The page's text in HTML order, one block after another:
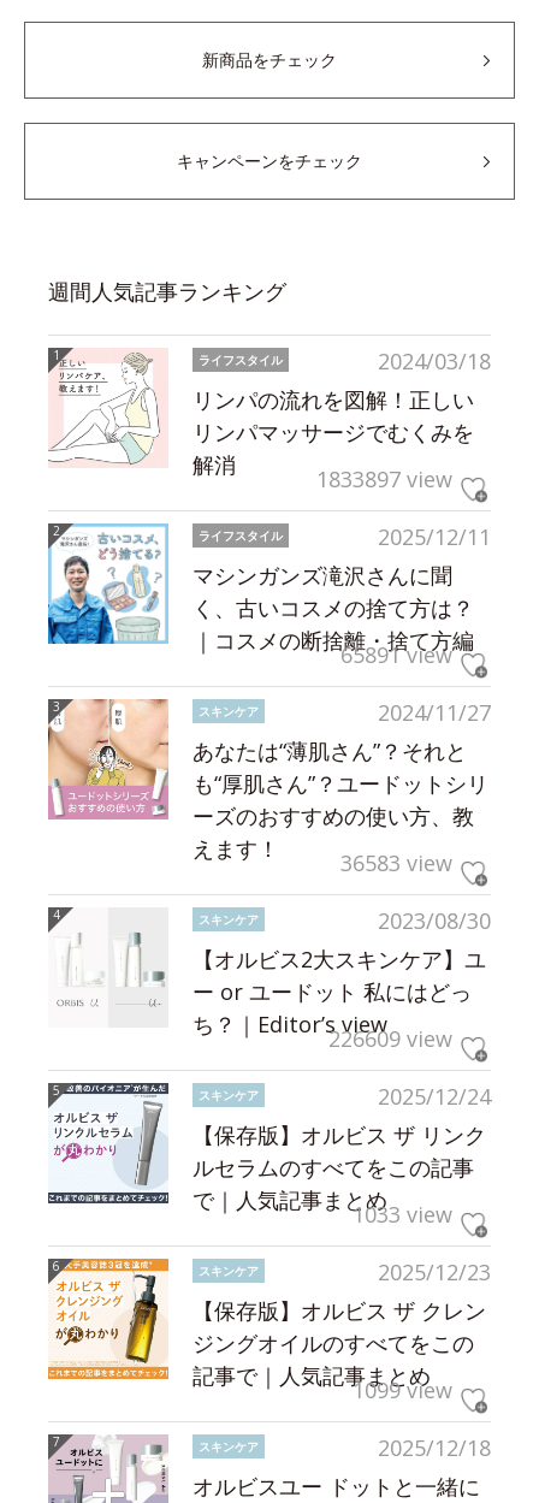
新商品をチェック
キャンペーンをチェック
週間人気記事ランキング
2024/03/18
ライフスタイル
リンパの流れを図解！正しい
リンパマッサージでむくみを
解消
1833897 view
2025/12/11
ライフスタイル
マシンガンズ滝沢さんに聞
く、古いコスメの捨て方は？
｜コスメの断捨離・捨て方編
65891 view
2024/11/27
スキンケア
あなたは“薄肌さん”？それと
も“厚肌さん”？ユードットシリ
ーズのおすすめの使い方、教
えます！
36583 view
2023/08/30
スキンケア
【オルビス2大スキンケア】ユ
ー or ユードット 私にはどっ
ち？｜Editor’s view226609 view
2025/12/24
スキンケア
【保存版】オルビス ザ リンク
ルセラムのすべてをこの記事
で｜人気記事まとめ1033 view
2025/12/23
スキンケア
【保存版】オルビス ザ クレン
ジングオイルのすべてをこの
記事で｜人気記事まとめ
1099 view
2025/12/18
スキンケア
オルビスユー ドットと一緒に